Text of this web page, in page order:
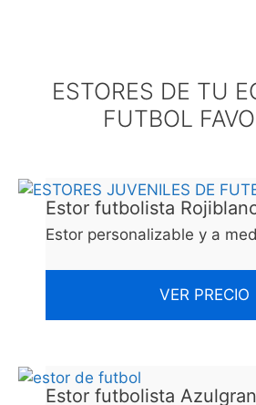
ESTORES DE TU
FUTBOL
Estor futbolista
Estor personalizable y a
VER PRECIO
Estor futbolista